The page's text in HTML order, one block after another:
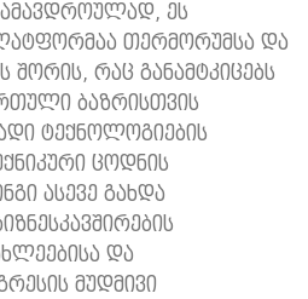
ეს
თერმორუმსა და
შორის, რაც განამტკიცებს
ბაზრისთვის
ტექნოლოგიების
ცოდნის
ასევე გახდა
და
მუდმივი